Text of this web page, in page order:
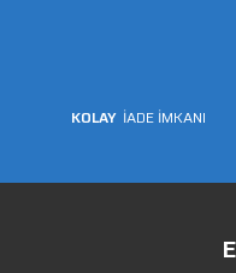
KOLAY İADE İMKANI